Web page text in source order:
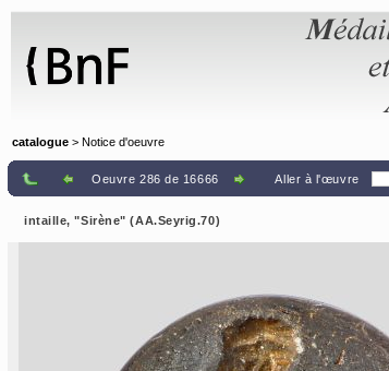
catalogue > Notice d'oeuvre
Oeuvre 286 de 16666 Aller à l'œuvre
intaille, "Sirène" (AA.Seyrig.70)